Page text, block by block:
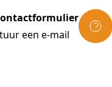
een e-mail